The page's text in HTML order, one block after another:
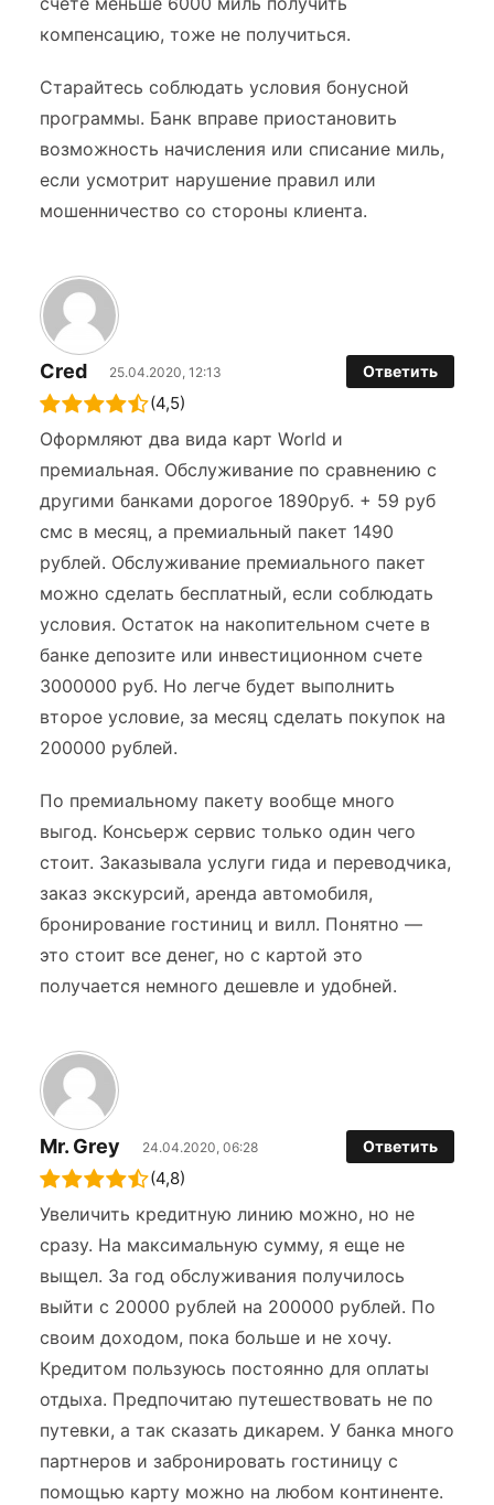
компенсацию, тоже не получиться.
Старайтесь соблюдать условия бонусной
программы. Банк вправе приостановить
возможность начисления или списание миль,
если усмотрит нарушение правил или
мошенничество со стороны клиента.
Cred 25.04.2020, 12:13 Ответить
(4,5)
Оформляют два вида карт World и
премиальная. Обслуживание по сравнению с
другими банками дорогое 1890руб. + 59 руб
смс в месяц, а премиальный пакет 1490
рублей. Обслуживание премиального пакет
можно сделать бесплатный, если соблюдать
условия. Остаток на накопительном счете в
банке депозите или инвестиционном счете
3000000 руб. Но легче будет выполнить
второе условие, за месяц сделать покупок на
200000 рублей.
По премиальному пакету вообще много
выгод. Консьерж сервис только один чего
стоит. Заказывала услуги гида и переводчика,
заказ экскурсий, аренда автомобиля,
бронирование гостиниц и вилл. Понятно —
это стоит все денег, но с картой это
получается немного дешевле и удобней.
Mr. Grey 24.04.2020, 06:28 Ответить
(4,8)
Увеличить кредитную линию можно, но не
сразу. На максимальную сумму, я еще не
выщел. За год обслуживания получилось
выйти с 20000 рублей на 200000 рублей. По
своим доходом, пока больше и не хочу.
Кредитом пользуюсь постоянно для оплаты
отдыха. Предпочитаю путешествовать не по
путевки, а так сказать дикарем. У банка много
партнеров и забронировать гостиницу с
помощью карту можно на любом континенте.